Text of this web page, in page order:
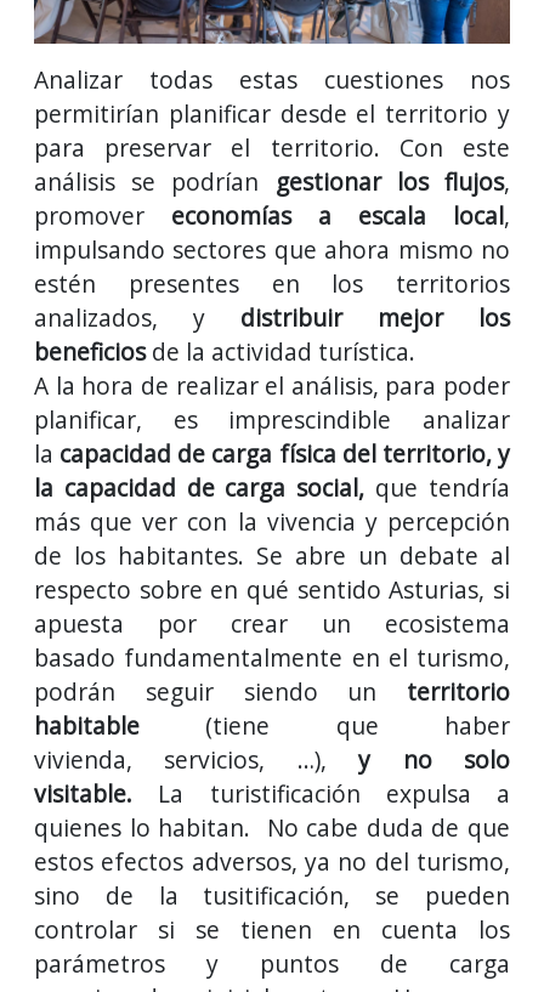
Analizar todas estas cuestiones nos
permitirían planificar desde el territorio y
para preservar el territorio. Con este
análisis se podrían gestionar los flujos,
promover economías a escala local,
impulsando sectores que ahora mismo no
estén presentes en los territorios
analizados, y distribuir mejor los
beneficiosde la actividad turística.
A la hora de realizar el análisis, para poder
planificar, es imprescindible analizar
la capacidad de carga física del territorio, y
la capacidad de carga social, que tendría
más que ver con la vivencia y percepción
de los habitantes. Se abre un debate al
respecto sobre en qué sentido Asturias, si
apuesta por crear un ecosistema
basado fundamentalmente en el turismo,
podrán seguir siendo un territorio
habitable (tiene que haber
vivienda, servicios, …),y
no solo
visitable. La turistificación expulsa a
quienes lo habitan. No cabe duda de que
estos efectos adversos, ya no del turismo,
sino de la tusitificación, se pueden
controlar si se tienen en cuenta los
parámetros y puntos de carga